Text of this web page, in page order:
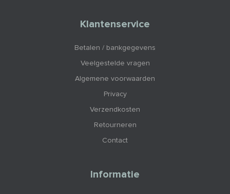
Klantenservice
Betalen / bankgegevens
Veelgestelde vragen
Algemene voorwaarden
Privacy
Verzendkosten
Retourneren
Contact
Informatie